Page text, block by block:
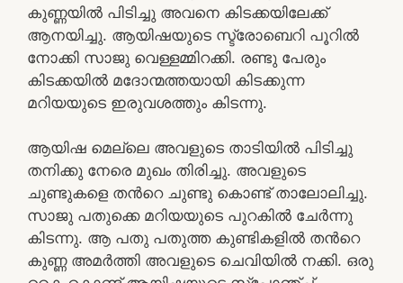
കുണ്ണയിൽ പിടിച്ചു അവനെ കിടക്കയിലേക്ക്
ആനയിച്ചു. ആയിഷയുടെ സ്ട്രോബെറി പൂറിൽ
നോക്കി സാജു വെള്ളമ്മിറക്കി. രണ്ടു പേരും
കിടക്കയിൽ മദോന്മത്തയായി കിടക്കുന്ന
മറിയയുടെ ഇരുവശത്തും കിടന്നു.
ആയിഷ മെല്ലെ അവളുടെ താടിയിൽ പിടിച്ചു
തനിക്കു നേരെ മുഖം തിരിച്ചു. അവളുടെ
ചുണ്ടുകളെ തൻറെ ചുണ്ടു കൊണ്ട് താലോലിച്ചു.
സാജു പതുക്കെ മറിയയുടെ പുറകിൽ ചേർന്നു
കിടന്നു. ആ പതു പതുത്ത കുണ്ടികളിൽ തൻറെ
കുണ്ണ അമർത്തി അവളുടെ ചെവിയിൽ നക്കി. ഒരു